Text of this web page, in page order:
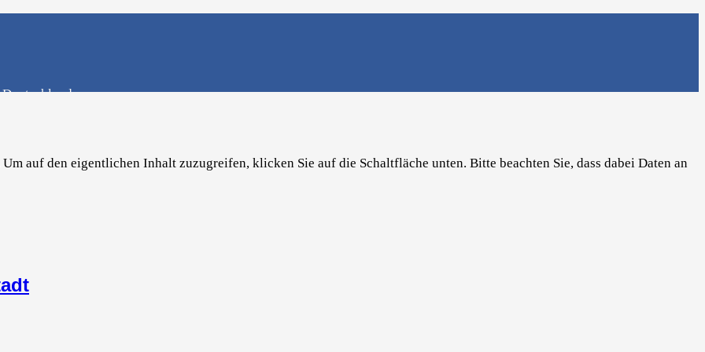
Um auf den eigentlichen Inhalt zuzugreifen, klicken Sie auf die Schaltfläche unten. Bitte beachten Sie, dass dabei Daten an